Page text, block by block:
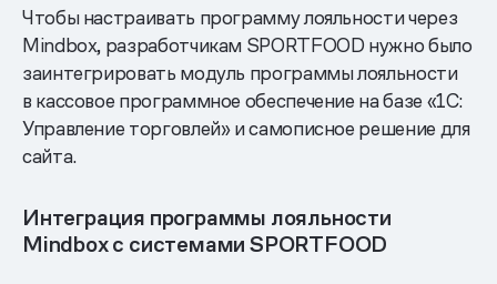
Чтобы настраивать программу лояльности через
Mindbox, разработчикам SPORTFOOD нужно было
заинтегрировать модуль программы лояльности
в кассовое программное обеспечение на базе «1С:
Управление торговлей» и самописное решение для
сайта.
Интеграция программы лояльности
Mindbox с системами SPORTFOOD